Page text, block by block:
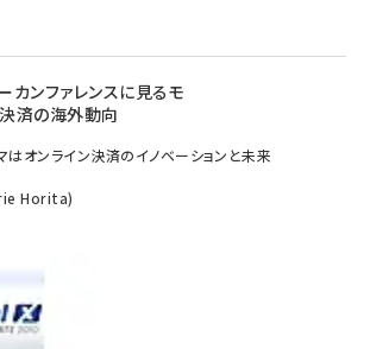
カンファレンスに見るモ
済の海外動向
はオンライン決済のイノベーションと未来
Horita)